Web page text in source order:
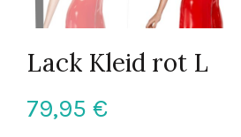
Lack Kleid rot L
79,95 €